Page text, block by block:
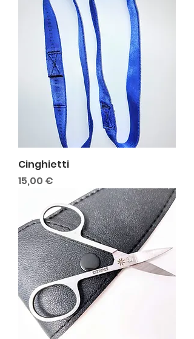
Cinghietti
Prezzo
15,00 €